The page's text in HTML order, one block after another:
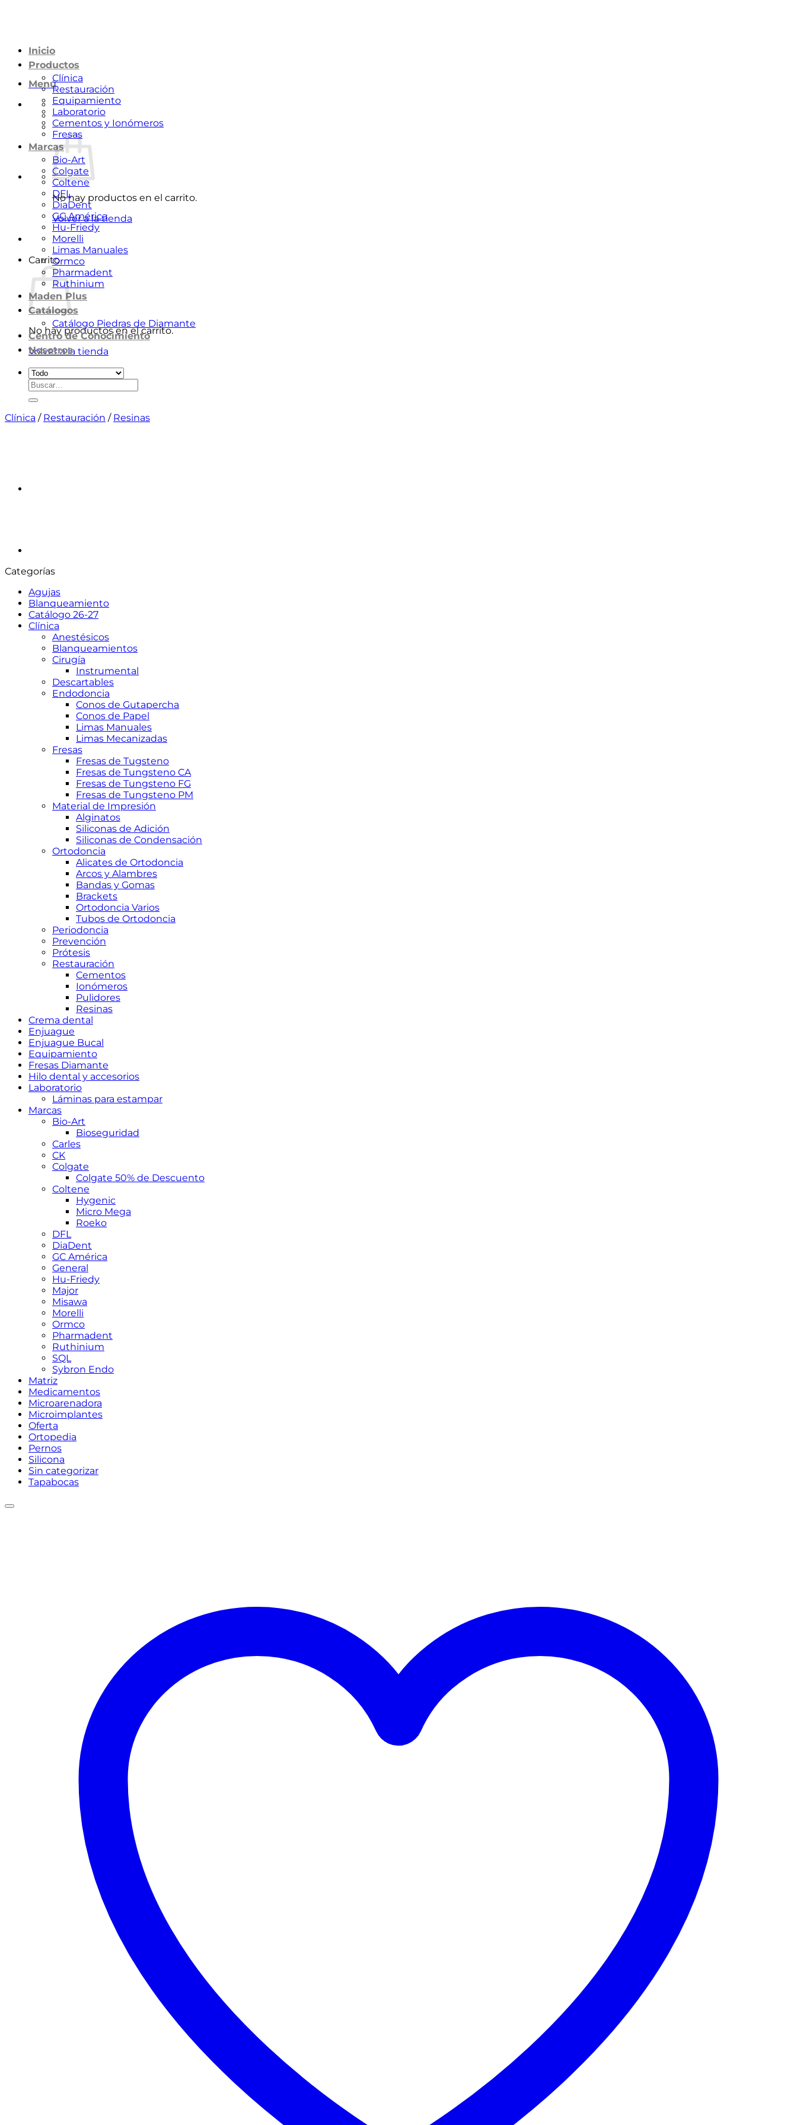
Menú
No hay productos en el carrito.
Volver a la tienda
Carrito
No hay productos en el carrito.
Volver a la tienda
Inicio
Productos
Clínica
Restauración
Equipamiento
Laboratorio
Cementos y Ionómeros
Fresas
Marcas
Bio-Art
Colgate
Coltene
DFL
DiaDent
GC América
Hu-Friedy
Morelli
Limas Manuales
Ormco
Pharmadent
Ruthinium
Maden Plus
Catálogos
Catálogo Piedras de Diamante
Centro de Conocimiento
Nosotros
Buscar
por:
Clínica / Restauración / Resinas
Categorías
Agujas
Blanqueamiento
Catálogo 26-27
Clínica
Anestésicos
Blanqueamientos
Cirugía
Instrumental
Descartables
Endodoncia
Conos de Gutapercha
Conos de Papel
Limas Manuales
Limas Mecanizadas
Fresas
Fresas de Tugsteno
Fresas de Tungsteno CA
Fresas de Tungsteno FG
Fresas de Tungsteno PM
Material de Impresión
Alginatos
Siliconas de Adición
Siliconas de Condensación
Ortodoncia
Alicates de Ortodoncia
Arcos y Alambres
Bandas y Gomas
Brackets
Ortodoncia Varios
Tubos de Ortodoncia
Periodoncia
Prevención
Prótesis
Restauración
Cementos
Ionómeros
Pulidores
Resinas
Crema dental
Enjuague
Enjuague Bucal
Equipamiento
Fresas Diamante
Hilo dental y accesorios
Laboratorio
Láminas para estampar
Marcas
Bio-Art
Bioseguridad
Carles
CK
Colgate
Colgate 50% de Descuento
Coltene
Hygenic
Micro Mega
Roeko
DFL
DiaDent
GC América
General
Hu-Friedy
Major
Misawa
Morelli
Ormco
Pharmadent
Ruthinium
SQL
Sybron Endo
Matriz
Medicamentos
Microarenadora
Microimplantes
Oferta
Ortopedia
Pernos
Silicona
Sin categorizar
Tapabocas